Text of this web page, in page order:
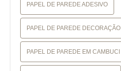
PAPEL DE PAREDE ADESIVO
PAPEL DE PAREDE DECORAÇÃO
PAPEL DE PAREDE EM CAMBUCI